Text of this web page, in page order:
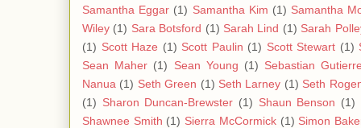
Samantha Eggar (1) Samantha Kim (1) Samantha
Wiley (1) Sara Botsford (1) Sarah Lind (1) Sarah
(1) Scott Haze (1) Scott Paulin (1) Scott Stewart (1)
Sean Maher (1) Sean Young (1) Sebastian
Nanua (1) Seth Green (1) Seth Larney (1) Seth
(1) Sharon Duncan-Brewster (1) Shaun Benson (1)
Shawnee Smith (1) Sierra McCormick (1) Simon